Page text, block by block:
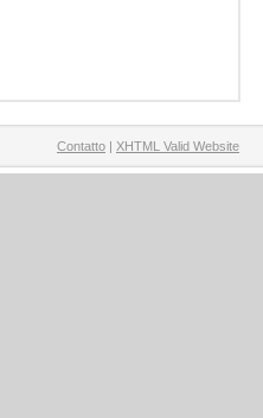
Contatto | XHTML Valid Website